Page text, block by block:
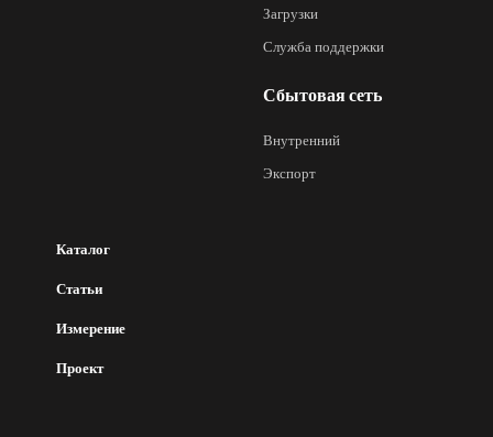
Загрузки
Служба поддержки
Сбытовая сеть
Внутренний
Экспорт
Каталог
Статьи
Измерение
Проект